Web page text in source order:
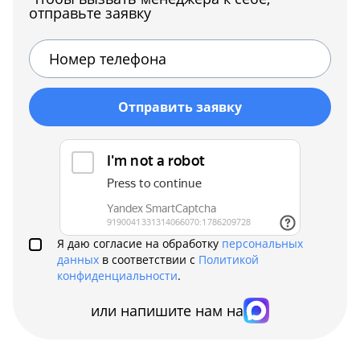
отправьте заявку
Отправить заявку
Я даю согласие на обработку персональных
данных в соответствии с Политикой
конфиденциальности.
или напишите нам на